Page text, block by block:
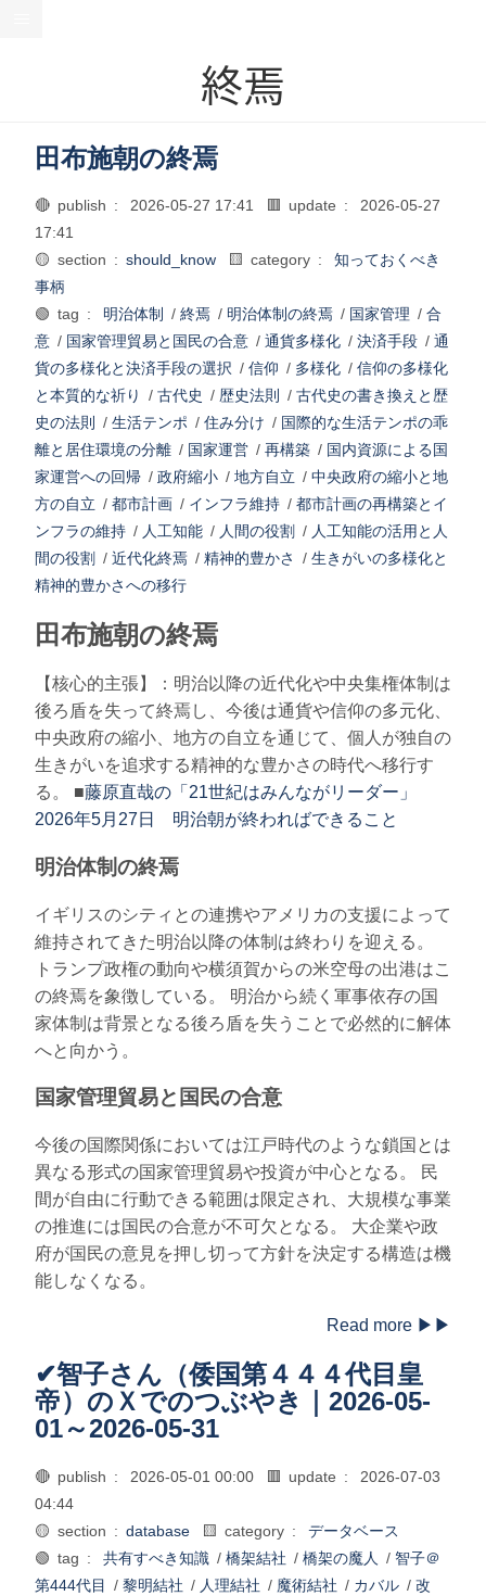
終焉
田布施朝の終焉
🔴 publish : 2026-05-27 17:41 🟥 update :
2026-05-27
17:41
🟡 section : should_know 🟨 category :
知っておくべき
事柄
🟢 tag :
明治体制 / 終焉 / 明治体制の終焉 / 国家管理 / 合
意 / 国家管理貿易と国民の合意 / 通貨多様化 / 決済手段 / 通
貨の多様化と決済手段の選択 / 信仰 / 多様化 / 信仰の多様化
と本質的な祈り
/ 古代史 / 歴史法則 / 古代史の書き換えと歴
史の法則
/ 生活テンポ / 住み分け / 国際的な生活テンポの乖
離と居住環境の分離 / 国家運営 / 再構築 / 国内資源による国
家運営への回帰 / 政府縮小 / 地方自立 / 中央政府の縮小と地
方の自立 / 都市計画 / インフラ維持 / 都市計画の再構築とイ
ンフラの維持 / 人工知能 / 人間の役割 / 人工知能の活用と人
間の役割
/ 近代化終焉 / 精神的豊かさ / 生きがいの多様化と
精神的豊かさへの移行
田布施朝の終焉
【核心的主張】：明治以降の近代化や中央集権体制は
後ろ盾を失って終焉し、今後は通貨や信仰の多元化、
中央政府の縮小、地方の自立を通じて、個人が独自の
生きがいを追求する精神的な豊かさの時代へ移行す
る。 ■藤原直哉の「21世紀はみんながリーダー」
2026年5月27日 明治朝が終わればできること
明治体制の終焉
イギリスのシティとの連携やアメリカの支援によって
維持されてきた明治以降の体制は終わりを迎える。
トランプ政権の動向や横須賀からの米空母の出港はこ
の終焉を象徴している。 明治から続く軍事依存の国
家体制は背景となる後ろ盾を失うことで必然的に解体
へと向かう。
国家管理貿易と国民の合意
今後の国際関係においては江戸時代のような鎖国とは
異なる形式の国家管理貿易や投資が中心となる。 民
間が自由に行動できる範囲は限定され、大規模な事業
の推進には国民の合意が不可欠となる。 大企業や政
府が国民の意見を押し切って方針を決定する構造は機
能しなくなる。
Read more ▶▶
✔智子さん（倭国第４４４代目皇
帝）のＸでのつぶやき｜2026-05-
01～2026-05-31
🔴 publish : 2026-05-01 00:00 🟥 update :
2026-07-03
04:44
🟡 section : database 🟨 category :
データベース
🟢 tag :
共有すべき知識 / 橋架結社 / 橋架の魔人 / 智子＠
第444代目
/ 黎明結社 / 人理結社 / 魔術結社 / カバル / 改